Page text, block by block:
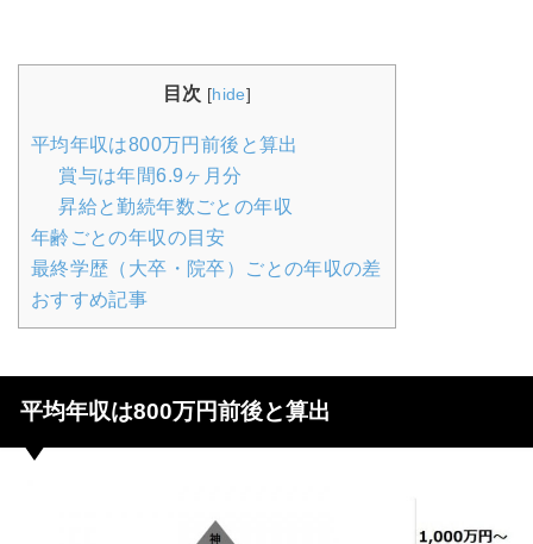
目次 [hide]
平均年収は800万円前後と算出
賞与は年間6.9ヶ月分
昇給と勤続年数ごとの年収
年齢ごとの年収の目安
最終学歴（大卒・院卒）ごとの年収の差
おすすめ記事
平均年収は800万円前後と算出